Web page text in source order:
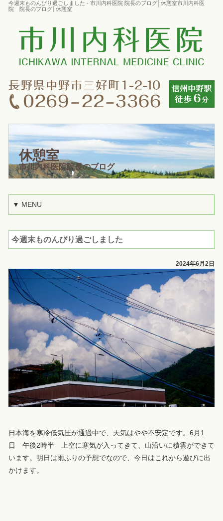
今週末ものんびり過ごしました - 市川内科医院 院長のブログ│休憩室市川内科医
院 院長のブログ│休憩室
休憩室
市川内科医院院長のブログ
▼ MENU
今週末ものんびり過ごしました
2024年6月2日
日本海を寒冷低気圧が通過中で、天気はやや不安定です。6月1
日 午後2時半 上空に寒気が入ってきて、山沿いに積雲ができて
います。明日は雨ふりの予想でなので、今日はこれから遊びに出
かけます。